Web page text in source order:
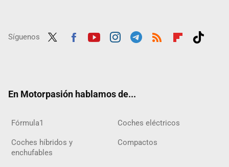
Síguenos
En Motorpasión hablamos de...
Fórmula1 Coches eléctricos
Coches híbridos y
enchufables
Compactos